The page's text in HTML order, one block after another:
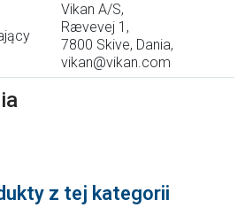
Vikan A/S,
Rævevej 1,
7800 Skive, Dania,
vikan@vikan.com
z tej kategorii